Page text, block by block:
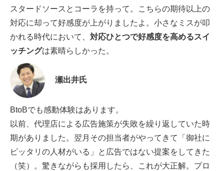
スタードソースとコーラを持って。こちらの期待以上の
対応に却って好感度が上がりましたよ。小さなミスが叩
かれる時代において、 対応ひとつで好感度を高めるスイ
ッチングは素晴らしかった。
瀬出井氏
BtoBでも感動体験はあります。
以前、代理店による広告施策が失敗を繰り返していた時
期がありました。翌月その担当者がやってきて「御社に
ピッタリの人材がいる」と広告ではない提案をしてきた
（笑）。驚きながらも採用したら、これが大正解。プロ